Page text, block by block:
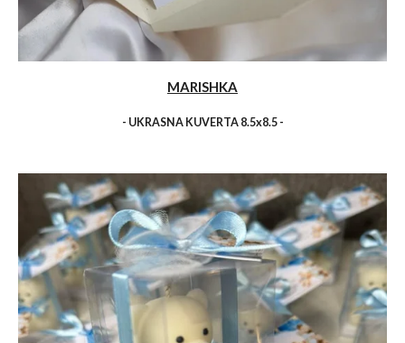
MARISHKA
- UKRASNA KUVERTA 8.5x8.5 -